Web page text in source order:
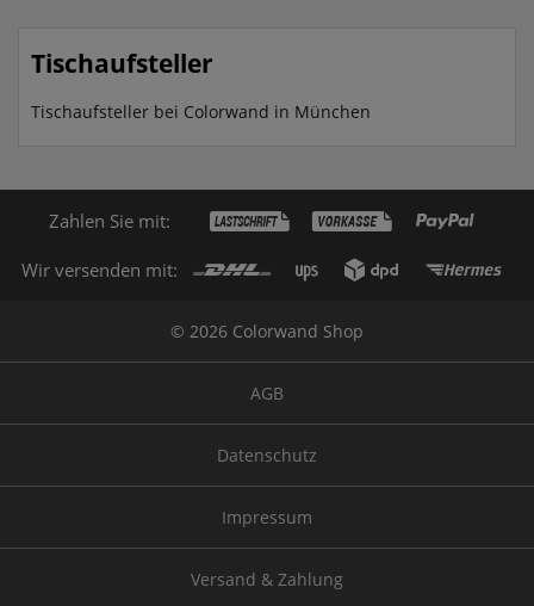
Tischaufsteller
Tischaufsteller bei Colorwand in München
Zahlen Sie mit:
Wir versenden mit:
© 2026 Colorwand Shop
AGB
Datenschutz
Impressum
Versand & Zahlung